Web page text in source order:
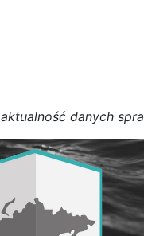
aktualność danych spra